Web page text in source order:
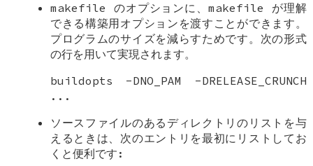
makefile のオプションに、makefile が理解
できる構築用オプションを渡すことができます。
プログラムのサイズを減らすためです。次の形式
の行を用いて実現されます。
buildopts -DNO_PAM -DRELEASE_CRUNCH
...
ソースファイルのあるディレクトリのリストを与
えるときは、次のエントリを最初にリストしてお
くと便利です: